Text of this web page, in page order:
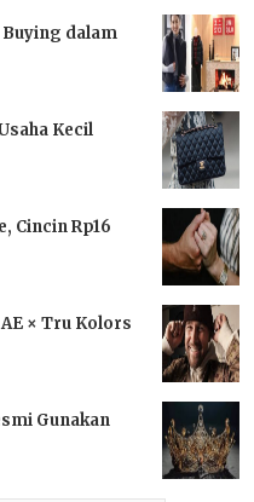
dalam
Kecil
Cincin Rp16
× Tru Kolors
Gunakan